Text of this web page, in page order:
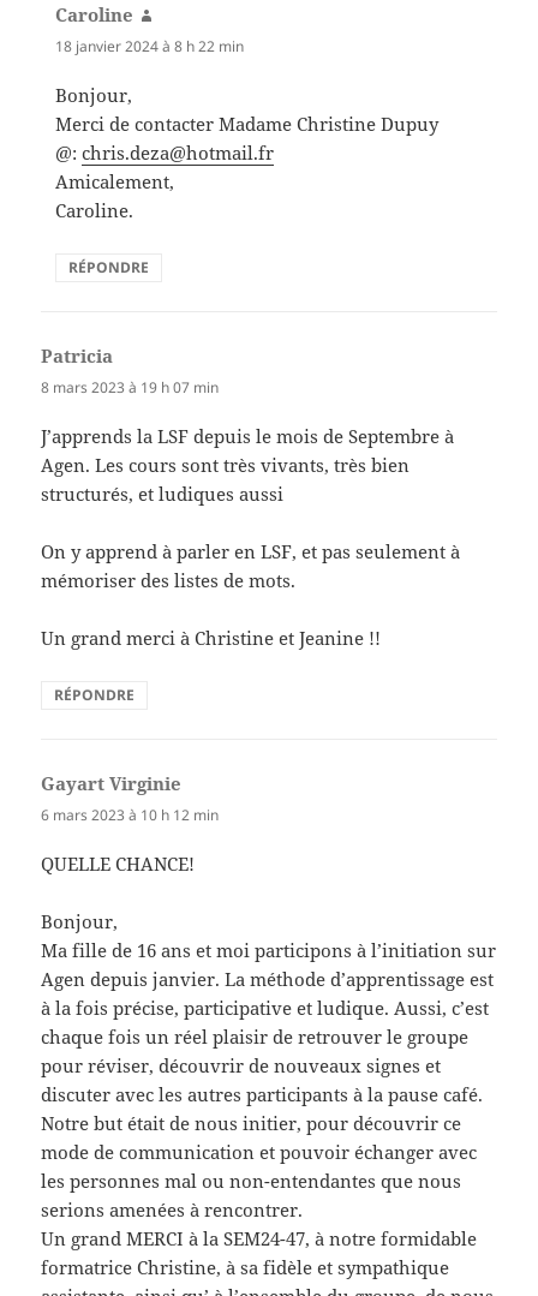
Caroline
18 janvier 2024 à 8 h 22 min
Bonjour,
Merci de contacter Madame Christine Dupuy
@:chris.deza@hotmail.fr
Amicalement,
Caroline.
RÉPONDRE
Patricia
8 mars 2023 à 19 h 07 min
J’apprends la LSF depuis le mois de Septembre à
Agen. Les cours sont très vivants, très bien
structurés, et ludiques aussi
On y apprend à parler en LSF, et pas seulement à
mémoriser des listes de mots.
Un grand merci à Christine et Jeanine !!
RÉPONDRE
Gayart Virginie
6 mars 2023 à 10 h 12 min
QUELLE CHANCE!
Bonjour,
Ma fille de 16 ans et moi participons à l’initiation sur
Agen depuis janvier. La méthode d’apprentissage est
à la fois précise, participative et ludique. Aussi, c’est
chaque fois un réel plaisir de retrouver le groupe
pour réviser, découvrir de nouveaux signes et
discuter avec les autres participants à la pause café.
Notre but était de nous initier, pour découvrir ce
mode de communication et pouvoir échanger avec
les personnes mal ou non-entendantes que nous
serions amenées à rencontrer.
Un grand MERCI à la SEM24-47, à notre formidable
formatrice Christine, à sa fidèle et sympathique